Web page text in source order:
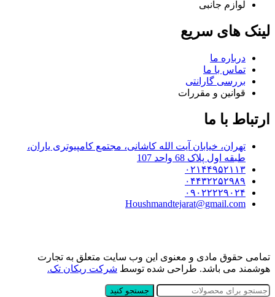
لوازم جانبی
لینک های سریع
درباره ما
تماس با ما
بررسی گارانتی
قوانین و مقررات
ارتباط با ما
تهران، خیابان آیت الله کاشانی، مجتمع کامپیوتری یاران،
طبقه اول پلاک 68 واحد 107
۰۲۱۴۴۹۵۲۱۱۳
۰۴۴۳۲۲۵۲۹۸۹
۰۹۰۲۲۲۲۹۰۲۴
Houshmandtejarat@gmail.com
تمامی حقوق مادی و معنوی این وب سایت متعلق به تجارت
هوشمند می باشد. طراحی شده توسط شرکت ریکان تک.
جستجو کنید